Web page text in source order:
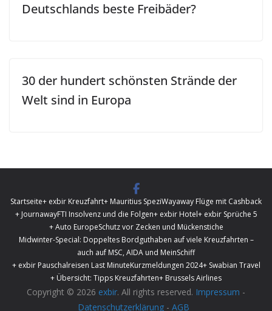
Deutschlands beste Freibäder?
30 der hundert schönsten Strände der
Welt sind in Europa
Startseite+ exbir Kreuzfahrt+ Mauritius SpeziWayaway Flüge mit Cashback
+ JournawayFTI Insolvenz und die Folgen+ exbir Hotel+ exbir Sprüche 5
+ Auto EuropeSchutz vor Zecken und Mückenstiche
Midwinter-Special: Doppeltes Bordguthaben auf viele Kreuzfahrten –
auch auf MSC, AIDA und MeinSchiff
+ exbir Pauschalreisen Last MinuteKurzmeldungen 2024+ Swabian Travel
+ Übersicht: Tipps Kreuzfahrten+ Brussels Airlines
Copyright © 2026 exbir. All rights reserved. Impressum -
Datenschutzerklärung - AGB